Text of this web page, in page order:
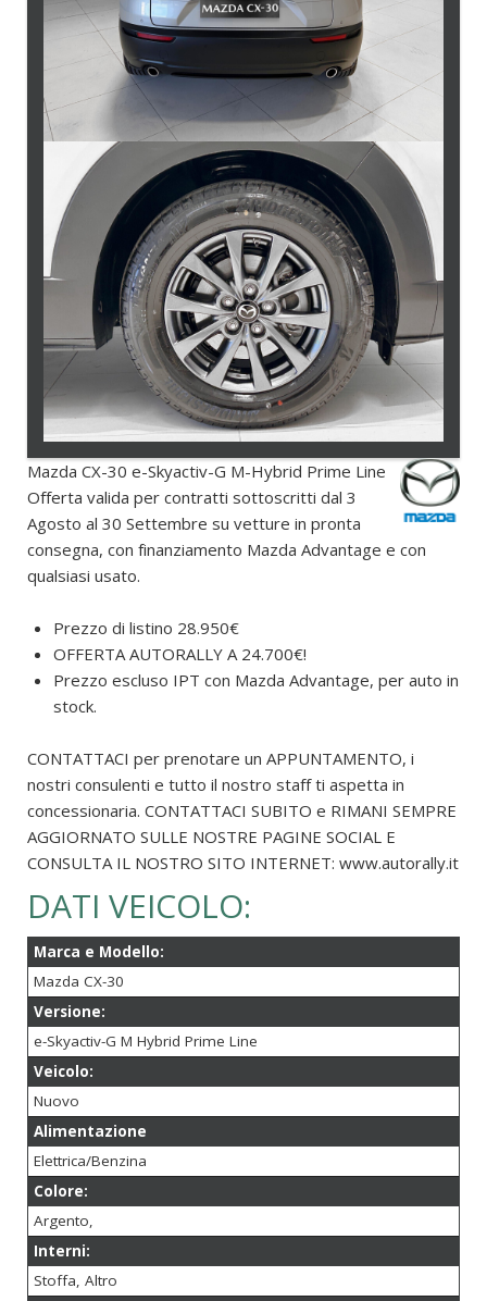
Mazda CX-30 e-Skyactiv-G M-Hybrid Prime Line
Offerta valida per contratti sottoscritti dal 3
Agosto al 30 Settembre su vetture in pronta
consegna, con finanziamento Mazda Advantage e con
qualsiasi usato.
Prezzo di listino 28.950€
OFFERTA AUTORALLY A 24.700€!
Prezzo escluso IPT con Mazda Advantage, per auto in
stock.
CONTATTACI per prenotare un APPUNTAMENTO, i
nostri consulenti e tutto il nostro staff ti aspetta in
concessionaria. CONTATTACI SUBITO e RIMANI SEMPRE
AGGIORNATO SULLE NOSTRE PAGINE SOCIAL E
CONSULTA IL NOSTRO SITO INTERNET: www.autorally.it
DATI VEICOLO:
Marca e Modello:
Mazda CX-30
Versione:
e-Skyactiv-G M Hybrid Prime Line
Veicolo:
Nuovo
Alimentazione
Elettrica/Benzina
Colore:
Argento,
Interni:
Stoffa, Altro